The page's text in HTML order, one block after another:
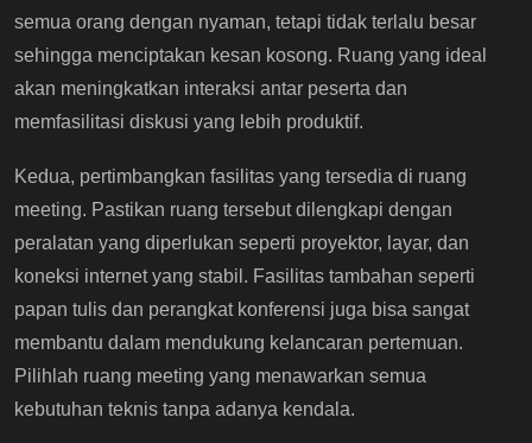
semua orang dengan nyaman, tetapi tidak terlalu besar
sehingga menciptakan kesan kosong. Ruang yang ideal
akan meningkatkan interaksi antar peserta dan
memfasilitasi diskusi yang lebih produktif.
Kedua, pertimbangkan fasilitas yang tersedia di ruang
meeting. Pastikan ruang tersebut dilengkapi dengan
peralatan yang diperlukan seperti proyektor, layar, dan
koneksi internet yang stabil. Fasilitas tambahan seperti
papan tulis dan perangkat konferensi juga bisa sangat
membantu dalam mendukung kelancaran pertemuan.
Pilihlah ruang meeting yang menawarkan semua
kebutuhan teknis tanpa adanya kendala.